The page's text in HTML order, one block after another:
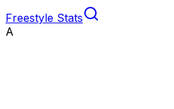
Freestyle Stats
A